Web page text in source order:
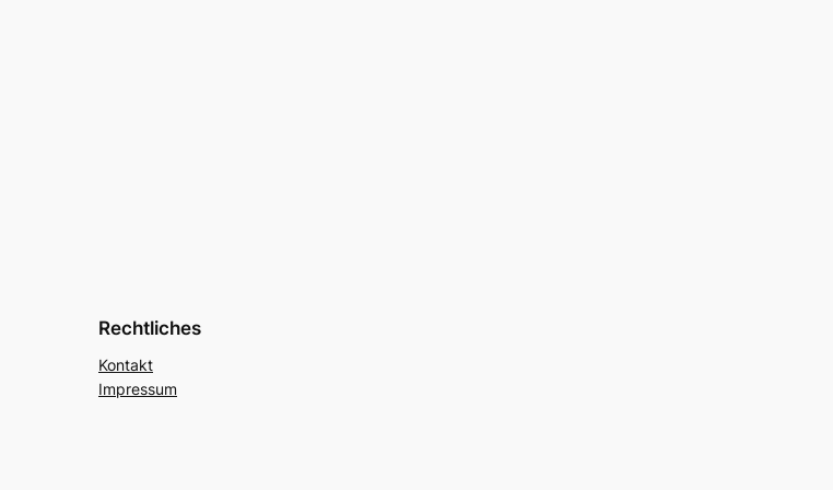
Rechtliches
Kontakt
Impressum